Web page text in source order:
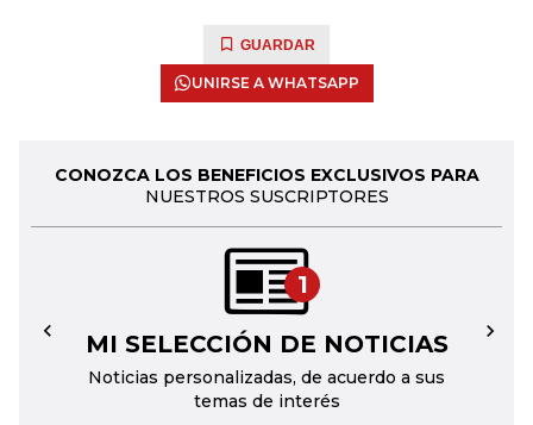
GUARDAR
UNIRSE A WHATSAPP
CONOZCA LOS BENEFICIOS EXCLUSIVOS PARA
NUESTROS SUSCRIPTORES
1
MI SELECCIÓN DE NOTICIAS
Noticias personalizadas, de acuerdo a sus
temas de interés
← →